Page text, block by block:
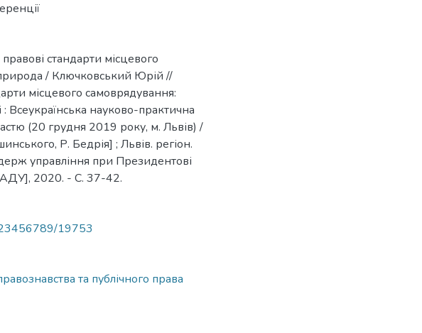
стандарти місцевого
/ Ключковський Юрій //
місцевого самоврядування:
: Всеукраїнська науково-практична
(20 грудня 2019 року, м. Львів) /
Р. Бедрія] ; Львів. регіон.
управління при Президентові
2020. - С. 37-42.
19753
та публічного права